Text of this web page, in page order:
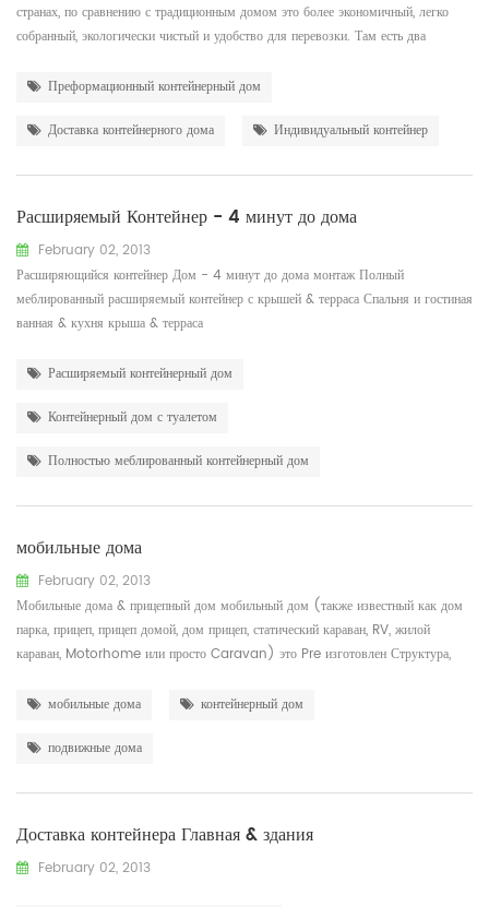
странах, по сравнению с традиционным домом это более экономичный, легко
собранный, экологически чистый и удобство для перевозки. Там есть два
контейнером морской доставкой, который является стабильным и долгом; Сбор
Преформационный контейнерный дом
Доставка контейнерного дома Индивидуальный контейнер
Расширяемый Контейнер - 4 минут до дома
February 02, 2013
Расширяющийся контейнер Дом - 4 минут до дома монтаж Полный
меблированный расширяемый контейнер с крышей & терраса Спальня и гостиная
ванная & кухня крыша & терраса
Расширяемый контейнерный дом
Контейнерный дом с туалетом
Полностью меблированный контейнерный дом
мобильные дома
February 02, 2013
Мобильные дома & прицепный дом мобильный дом (также известный как дом
парка, прицеп, прицеп домой, дом прицеп, статический караван, RV, жилой
караван, Motorhome или просто Caravan) это Pre изготовлен Структура,
транспортировкой на сайт (либо за буксировкой или на прицеп). используется
мобильные дома контейнерный дом
подвижные дома
Доставка контейнера Главная & здания
February 02, 2013